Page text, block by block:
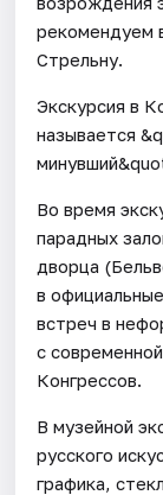
рекомендуем
Стрельну.
Экскурсия в
называется
Во время
парадных
дворца
в
встреч в
с
Конгрессов.
В музейной
русского
графика,